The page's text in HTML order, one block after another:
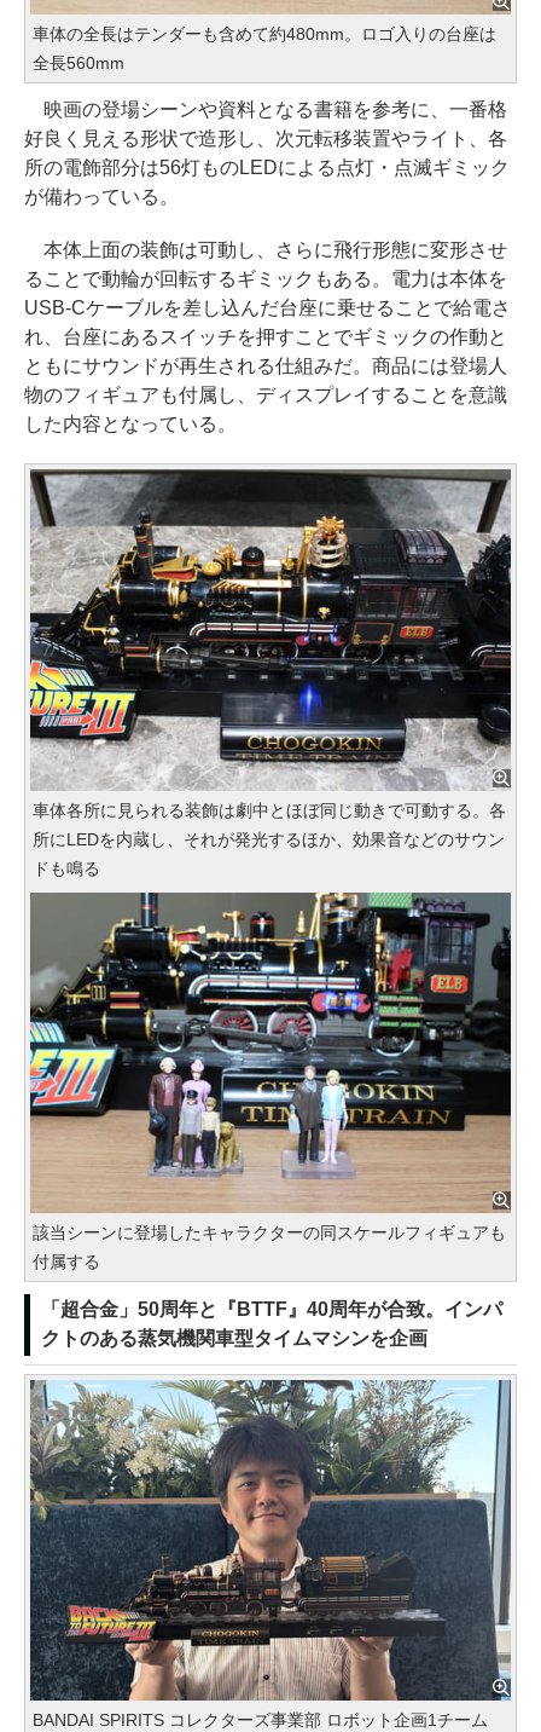
車体の全長はテンダーも含めて約480mm。ロゴ入りの台座は
全長560mm
映画の登場シーンや資料となる書籍を参考に、一番格
好良く見える形状で造形し、次元転移装置やライト、各
所の電飾部分は56灯ものLEDによる点灯・点滅ギミック
が備わっている。
本体上面の装飾は可動し、さらに飛行形態に変形させ
ることで動輪が回転するギミックもある。電力は本体を
USB-Cケーブルを差し込んだ台座に乗せることで給電さ
れ、台座にあるスイッチを押すことでギミックの作動と
ともにサウンドが再生される仕組みだ。商品には登場人
物のフィギュアも付属し、ディスプレイすることを意識
した内容となっている。
車体各所に見られる装飾は劇中とほぼ同じ動きで可動する。各
所にLEDを内蔵し、それが発光するほか、効果音などのサウン
ドも鳴る
該当シーンに登場したキャラクターの同スケールフィギュアも
付属する
「超合金」50周年と『BTTF』40周年が合致。インパ
クトのある蒸気機関車型タイムマシンを企画
BANDAI SPIRITS コレクターズ事業部 ロボット企画1チーム